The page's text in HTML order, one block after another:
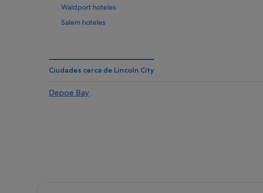
Waldport hoteles
Salem hoteles
Cloverdale hoteles
Willamina hoteles
Ciudades cerca de Lincoln City
Depoe Bay